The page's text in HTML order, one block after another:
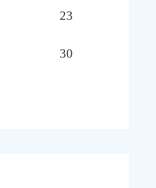
23
30